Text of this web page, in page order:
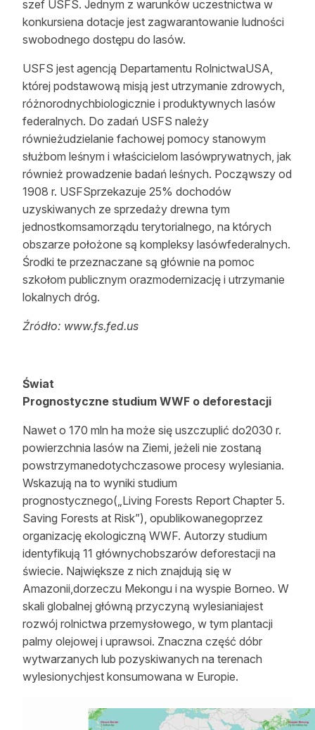
szef USFS. Jednym z warunków uczestnictwa w
konkursiena dotacje jest zagwarantowanie ludności
swobodnego dostępu do lasów.
USFS jest agencją Departamentu RolnictwaUSA,
której podstawową misją jest utrzymanie zdrowych,
różnorodnychbiologicznie i produktywnych lasów
federalnych. Do zadań USFS należy
równieżudzielanie fachowej pomocy stanowym
służbom leśnym i właścicielom lasówprywatnych, jak
również prowadzenie badań leśnych. Począwszy od
1908 r. USFSprzekazuje 25% dochodów
uzyskiwanych ze sprzedaży drewna tym
jednostkomsamorządu terytorialnego, na których
obszarze położone są kompleksy lasówfederalnych.
Środki te przeznaczane są głównie na pomoc
szkołom publicznym orazmodernizację i utrzymanie
lokalnych dróg.
Źródło: www.fs.fed.us
Świat
Prognostyczne studium WWF o deforestacji
Nawet o 170 mln ha może się uszczuplić do2030 r.
powierzchnia lasów na Ziemi, jeżeli nie zostaną
powstrzymanedotychczasowe procesy wylesiania.
Wskazują na to wyniki studium
prognostycznego(„Living Forests Report Chapter 5.
Saving Forests at Risk”), opublikowanegoprzez
organizację ekologiczną WWF. Autorzy studium
identyfikują 11 głównychobszarów deforestacji na
świecie. Największe z nich znajdują się w
Amazonii,dorzeczu Mekongu i na wyspie Borneo. W
skali globalnej główną przyczyną wylesianiajest
rozwój rolnictwa przemysłowego, w tym plantacji
palmy olejowej i uprawsoi. Znaczna część dóbr
wytwarzanych lub pozyskiwanych na terenach
wylesionychjest konsumowana w Europie.